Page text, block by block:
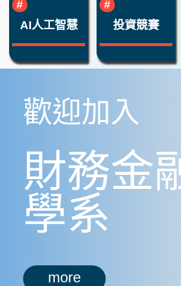
AI人工智慧 投資競賽
歡迎加入
財務金
學系
more